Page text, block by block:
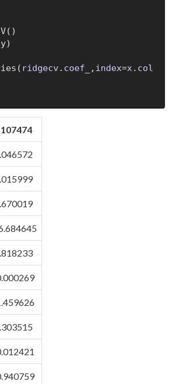
ridgecv. coef_ , index=x. col